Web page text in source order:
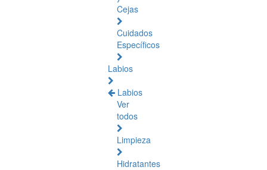
Cejas
Cuidados
Específicos
Labios
Labios
Ver
todos
Limpieza
Hidratantes